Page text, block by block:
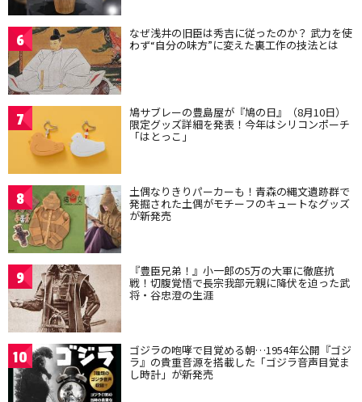
6 なぜ浅井の旧臣は秀吉に従ったのか？ 武力を使
わず“自分の味方”に変えた裏工作の技法とは
7 鳩サブレーの豊島屋が『鳩の日』（8月10日）
限定グッズ詳細を発表！今年はシリコンポーチ
「はとっこ」
8 土偶なりきりパーカーも！青森の縄文遺跡群で
発掘された土偶がモチーフのキュートなグッズ
が新発売
9 『豊臣兄弟！』小一郎の5万の大軍に徹底抗
戦！切腹覚悟で長宗我部元親に降伏を迫った武
将・谷忠澄の生涯
10 ゴジラの咆哮で目覚める朝…1954年公開『ゴジ
ラ』の貴重音源を搭載した「ゴジラ音声目覚ま
し時計」が新発売